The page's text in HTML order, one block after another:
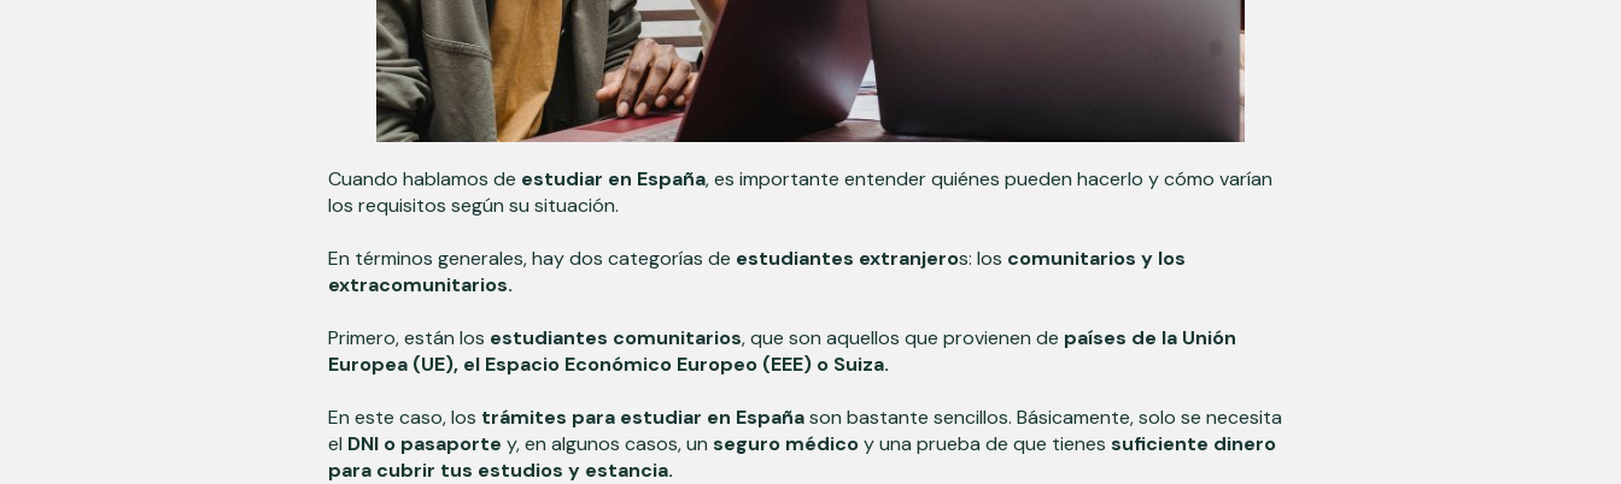
Cuando hablamos de estudiar en España, es importante entender quiénes pueden hacerlo y cómo varían
los requisitos según su situación.
En términos generales, hay dos categorías de estudiantes extranjeros: los comunitarios y los
extracomunitarios.
Primero, están los estudiantes comunitarios, que son aquellos que provienen de países de la Unión
Europea (UE), el Espacio Económico Europeo (EEE) o Suiza.
En este caso, los trámites para estudiar en Españason bastante sencillos. Básicamente, solo se necesita
el DNI o pasaporte y, en algunos casos, un seguro médicoy una prueba de que tienes suficiente dinero
para cubrir tus estudios y estancia.